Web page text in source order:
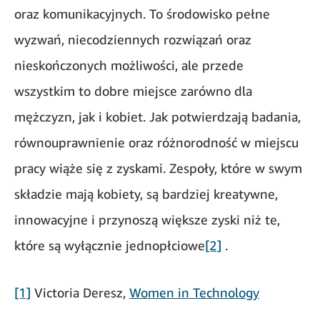
oraz komunikacyjnych. To środowisko pełne
wyzwań, niecodziennych rozwiązań oraz
nieskończonych możliwości, ale przede
wszystkim to dobre miejsce zarówno dla
mężczyzn, jak i kobiet. Jak potwierdzają badania,
równouprawnienie oraz różnorodność w miejscu
pracy wiąże się z zyskami. Zespoły, które w swym
składzie mają kobiety, są bardziej kreatywne,
innowacyjne i przynoszą większe zyski niż te,
które są wyłącznie jednopłciowe[2] .
[1] Victoria Deresz, Women in Technology